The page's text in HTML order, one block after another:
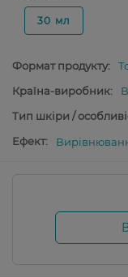
30 мл
Формат продукту:
Країна-виробник:
Тип шкіри /
Ефект: